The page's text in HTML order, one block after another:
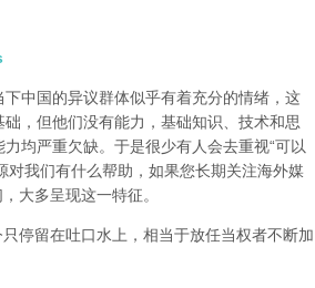
下中国的异议群体似乎有着充分的情绪，这
础，但他们没有能力，基础知识、技术和思
均严重欠缺。于是很少有人会去重视“可以
对我们有什么帮助，如果您长期关注海外媒
大多呈现这一特征。
停留在吐口水上，相当于放任当权者不断加